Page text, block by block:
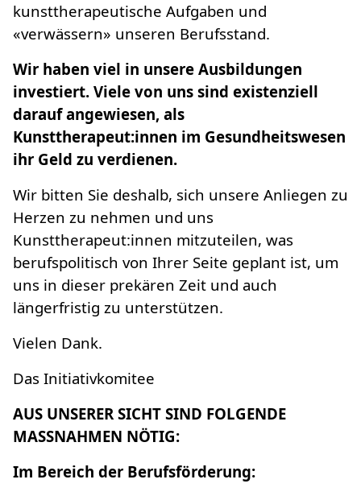
kunsttherapeutische Aufgaben und
«verwässern» unseren Berufsstand.
Wir haben viel in unsere Ausbildungen
investiert. Viele von uns sind existenziell
darauf angewiesen, als
Kunsttherapeut:innen im Gesundheitswesen
ihr Geld zu verdienen.
Wir bitten Sie deshalb, sich unsere Anliegen zu
Herzen zu nehmen und uns
Kunsttherapeut:innen mitzuteilen, was
berufspolitisch von Ihrer Seite geplant ist, um
uns in dieser prekären Zeit und auch
längerfristig zu unterstützen.
Vielen Dank.
Das Initiativkomitee
AUS UNSERER SICHT SIND FOLGENDE
MASSNAHMEN NÖTIG:
Im Bereich der Berufsförderung: